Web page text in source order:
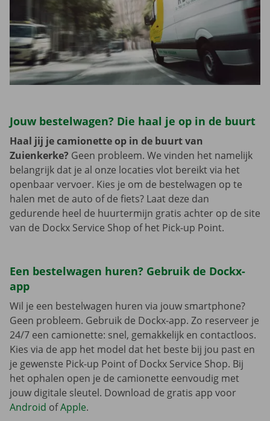
Jouw bestelwagen? Die haal je op in de buurt
Haal jij je camionette op in de buurt van
Zuienkerke? Geen probleem. We vinden het namelijk
belangrijk dat je al onze locaties vlot bereikt via het
openbaar vervoer. Kies je om de bestelwagen op te
halen met de auto of de fiets? Laat deze dan
gedurende heel de huurtermijn gratis achter op de site
van de Dockx Service Shop of het Pick-up Point.
Een bestelwagen huren? Gebruik de Dockx-
app
Wil je een bestelwagen huren via jouw smartphone?
Geen probleem. Gebruik de Dockx-app. Zo reserveer je
24/7 een camionette: snel, gemakkelijk en contactloos.
Kies via de app het model dat het beste bij jou past en
je gewenste Pick-up Point of Dockx Service Shop. Bij
het ophalen open je de camionette eenvoudig met
jouw digitale sleutel. Download de gratis app voor
Android ofApple.